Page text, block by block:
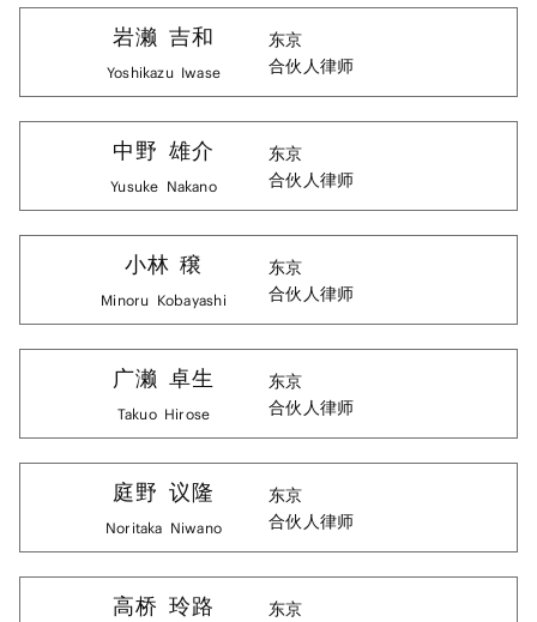
岩濑 吉和
Yoshikazu Iwase
东京
合伙人律师
中野 雄介
Yusuke Nakano
东京
合伙人律师
小林 穣
Minoru Kobayashi
东京
合伙人律师
广濑 卓生
Takuo Hirose
东京
合伙人律师
庭野 议隆
Noritaka Niwano
东京
合伙人律师
高桥 玲路
东京